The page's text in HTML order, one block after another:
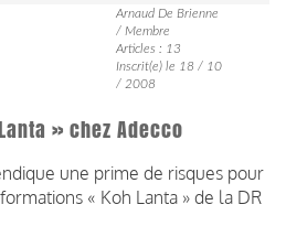
Arnaud De Brienne
/ Membre
Articles : 13
Inscrit(e) le 18 / 10
/ 2008
» chez Adecco
une prime de risques pour
« Koh Lanta » de la DR